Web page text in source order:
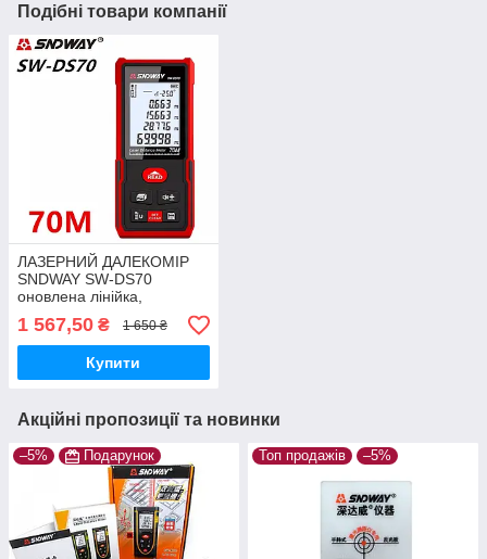
Подібні товари компанії
ЛАЗЕРНИЙ ДАЛЕКОМІР
SNDWAY SW-DS70
оновлена лінійка,
професійна серія
1 567,50 ₴ 1 650 ₴
Купити
Акційні пропозиції та новинки
–5% Подарунок Топ продажів –5%